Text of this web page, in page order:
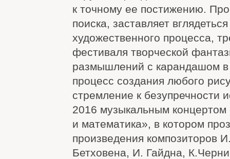
к точному ее постижению.
поиска, заставляет
художественного процесса,
фестиваля творческой
размышлений с карандашом в
процесс создания любого
стремление к безупречности
2016 музыкальным
и математика», в котором
произведения композиторов
Бетховена, И. Гайдна,